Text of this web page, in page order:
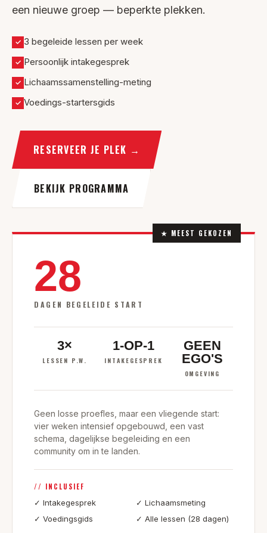
een nieuwe groep — beperkte plekken.
✓ 3 begeleide lessen per week
✓ Persoonlijk intakegesprek
✓ Lichaamssamenstelling-meting
✓ Voedings-startersgids
RESERVEER JE PLEK →
BEKIJK PROGRAMMA
★ MEEST GEKOZEN
28
DAGEN BEGELEIDE START
3×
LESSEN P.W.
1-OP-1
INTAKEGESPREK
GEEN
EGO'S
OMGEVING
Geen losse proefles, maar een vliegende start:
vier weken intensief opgebouwd, een vast
schema, dagelijkse begeleiding en een
community om in te landen.
// INCLUSIEF
✓ Intakegesprek
✓ Lichaamsmeting
✓ Voedingsgids
✓ Alle lessen (28 dagen)